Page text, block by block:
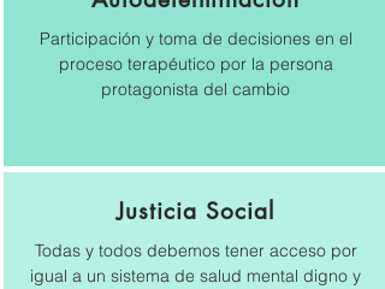
Participación y toma de decisiones en el
proceso terapéutico por la persona
protagonista del cambio
Justicia Social
Todas y todos debemos tener acceso por
igual a un sistema de salud mental digno y